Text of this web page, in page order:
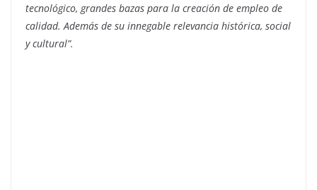
tecnológico, grandes bazas para la creación de empleo de
calidad. Además de su innegable relevancia histórica, social
y cultural”.